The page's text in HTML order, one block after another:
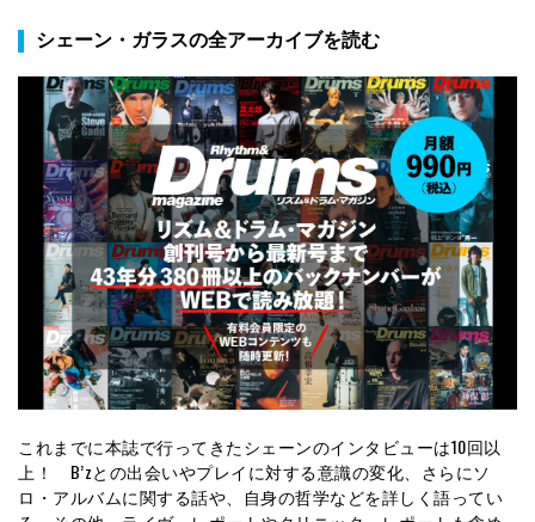
シェーン・ガラスの全アーカイブを読む
これまでに本誌で行ってきたシェーンのインタビューは10回以
上！ B’zとの出会いやプレイに対する意識の変化、さらにソ
ロ・アルバムに関する話や、自身の哲学などを詳しく語ってい